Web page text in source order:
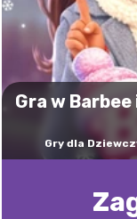
Gra w
Gry dla